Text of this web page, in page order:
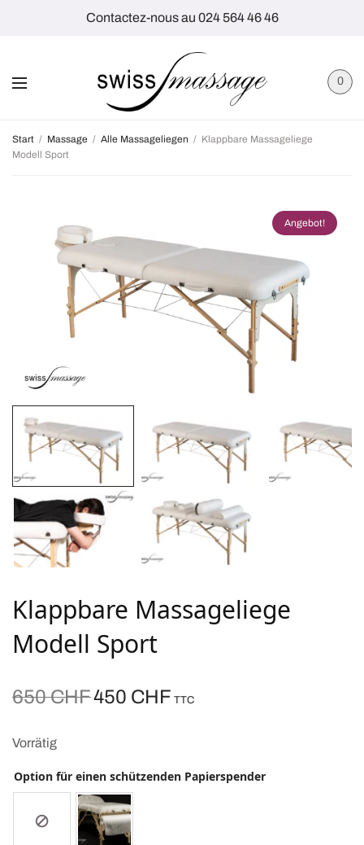
Contactez-nous au 024 564 46 46
0
Start / Massage / Alle Massageliegen / Klappbare Massageliege
Modell Sport
Angebot!
Klappbare Massageliege
Modell Sport
650CHF Ursprünglicher
450 CHF TTC
Vorrätig
Option für einen schützenden Papierspender